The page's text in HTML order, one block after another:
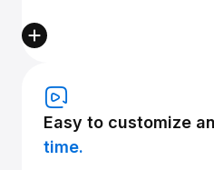
Easy to customize
time.